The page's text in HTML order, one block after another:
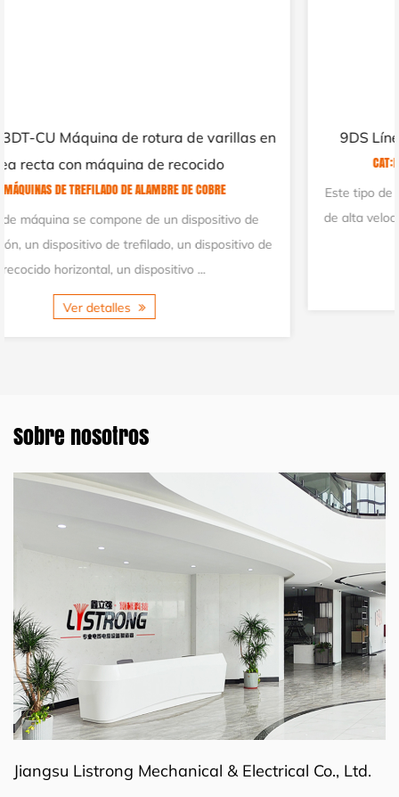
9DS Línea de máquinas trefiladoras medianas
CAT:MÁQUINAS DE TREFILADO DE ALAMBRE DE COBRE
Este tipo de máquina trefiladora es una máquina trefiladora
de alta velocidad que ha sido cuidadosamente desarrollada,
diseñada y fabricada sobre la b...
Sobre nosotros
Jiangsu Listrong Mechanical & Electrical Co., Ltd.